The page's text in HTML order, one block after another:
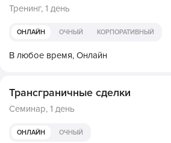
Тренинг, 1 день
ОНЛАЙН ОЧНЫЙ КОРПОРАТИВНЫЙ
В любое время, Онлайн
Трансграничные сделки
Семинар, 1 день
ОНЛАЙН ОЧНЫЙ